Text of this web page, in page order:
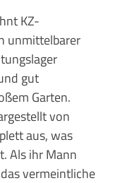
KZ-
unmittelbarer
gut
Garten.
von
aus, was
Als ihr Mann
vermeintliche